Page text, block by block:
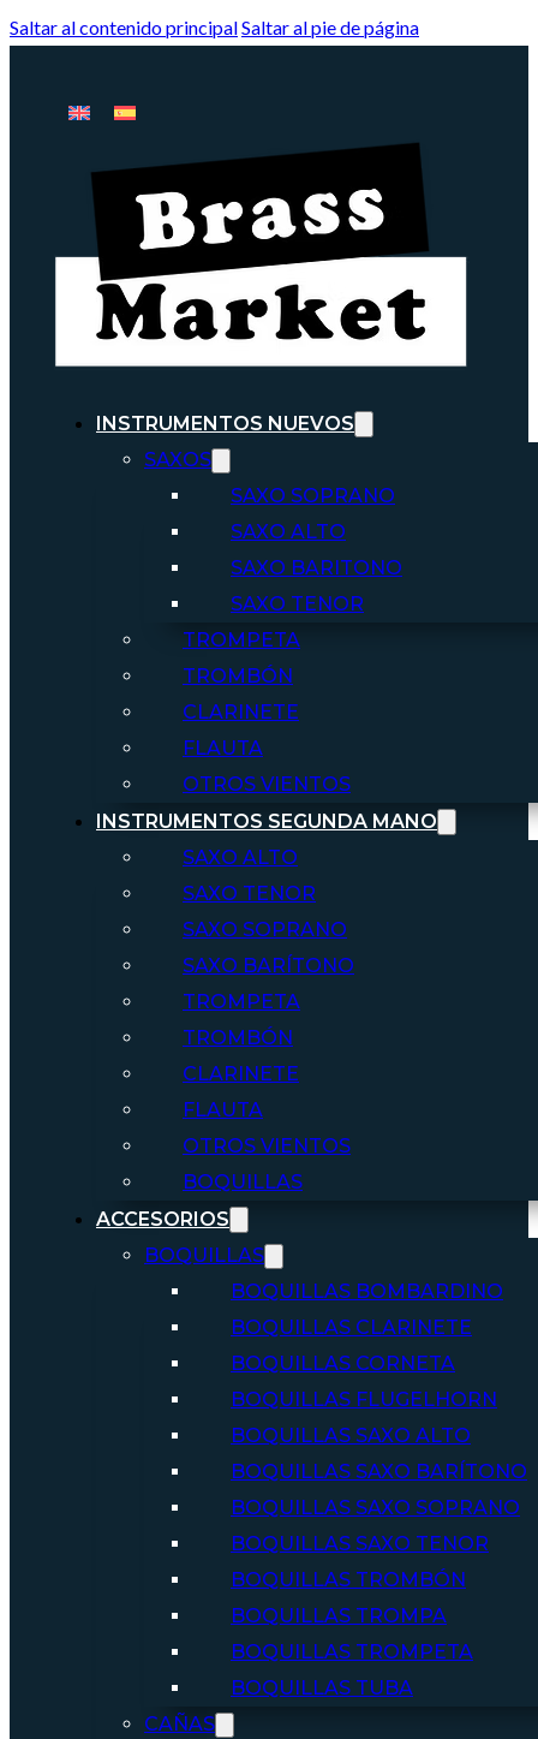
Saltar al contenido principalSaltar al pie de página
INSTRUMENTOS NUEVOS
SAXOS
SAXO SOPRANO
SAXO ALTO
SAXO BARITONO
SAXO TENOR
TROMPETA
TROMBÓN
CLARINETE
FLAUTA
OTROS VIENTOS
INSTRUMENTOS SEGUNDA MANO
SAXO ALTO
SAXO TENOR
SAXO SOPRANO
SAXO BARÍTONO
TROMPETA
TROMBÓN
CLARINETE
FLAUTA
OTROS VIENTOS
BOQUILLAS
ACCESORIOS
BOQUILLAS
BOQUILLAS BOMBARDINO
BOQUILLAS CLARINETE
BOQUILLAS CORNETA
BOQUILLAS FLUGELHORN
BOQUILLAS SAXO ALTO
BOQUILLAS SAXO BARÍTONO
BOQUILLAS SAXO SOPRANO
BOQUILLAS SAXO TENOR
BOQUILLAS TROMBÓN
BOQUILLAS TROMPA
BOQUILLAS TROMPETA
BOQUILLAS TUBA
CAÑAS